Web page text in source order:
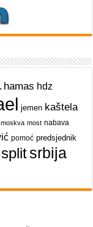
hamas hdz
jemen kaštela
moskva most nabava
pomoć predsjednik
splitsrbija